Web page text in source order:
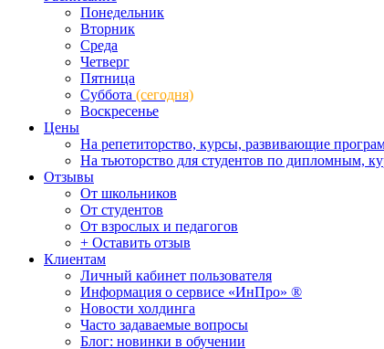
Понедельник
Вторник
Среда
Четверг
Пятница
Суббота (сегодня)
Воскресенье
Цены
На репетиторство, курсы, развивающие
На тьюторство для студентов по дипломным,
Отзывы
От школьников
От студентов
От взрослых и педагогов
+ Оставить отзыв
Клиентам
Личный кабинет пользователя
Информация о сервисе «ИнПро» ®
Новости холдинга
Часто задаваемые вопросы
Блог: новинки в обучении